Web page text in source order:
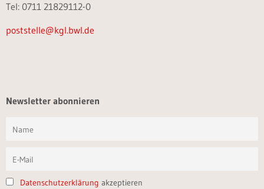
Tel: 0711 21829112-0
poststelle@kgl.bwl.de
Newsletter abonnieren
Datenschutzerklärung akzeptieren